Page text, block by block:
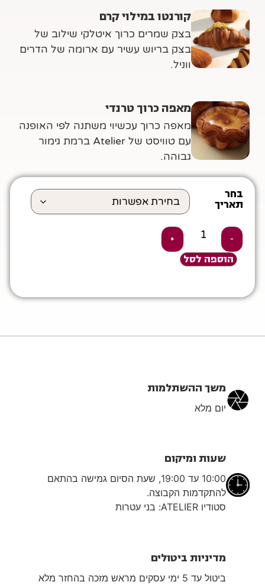
קורנטו במילוי קרם
בצק שמרים כרוך איטלקי שילוב של
בצק בריוש עשיר עם ארומה של הדרים
ווניל.
מאפה כרוך טרנדי
מאפה כרוך עכשיוי משתנה לפי האופנה
עם טוויסט של Atelier ברמת גימור
גבוהה.
בחר
תאריך
-
+
הוספה לסל
משך ההשתלמות
יום מלא
שעות ומיקום
10:00 עד 19:00, שעת הסיום גמישה בהתאם
להתקדמות הקבוצה.
סטודיו ATELIER: בני עטרות
מדיניות ביטולים
ביטול עד 5 ימי עסקים מראש מזכה בהחזר מלא